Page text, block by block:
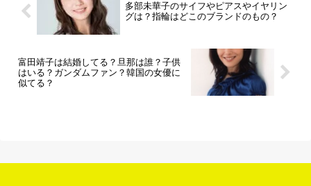
多部未華子のサイフやピアスやイヤリン
グは？指輪はどこのブランドのもの？
富田靖子は結婚してる？旦那は誰？子供
はいる？ガンダムファン？韓国の女優に
似てる？